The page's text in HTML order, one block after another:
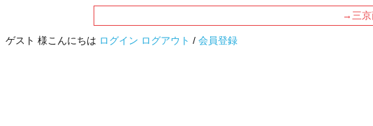
→三京
ゲスト 様こんにちは ログイン ログアウト / 会員登録